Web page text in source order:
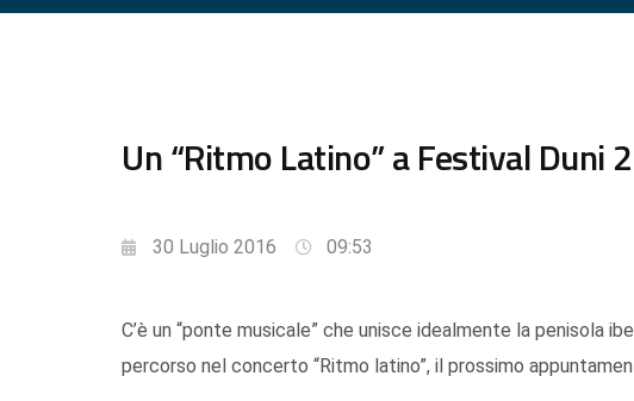
Un “Ritmo Latino” a Festival Duni
30 Luglio 2016 09:53
C’è un “ponte musicale” che unisce idealmente la penisola
percorso nel concerto “Ritmo latino”, il prossimo